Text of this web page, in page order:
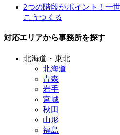
2つの階段がポイント！一
こうつくる
対応エリアから事務所を探す
北海道・東北
北海道
青森
岩手
宮城
秋田
山形
福島